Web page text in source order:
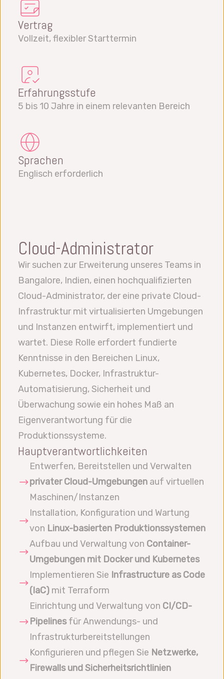
Vertrag
Vollzeit, flexibler Starttermin
Erfahrungsstufe
5 bis 10 Jahre in einem relevanten Bereich
Sprachen
Englisch erforderlich
Cloud-Administrator
Wir suchen zur Erweiterung unseres Teams in
Bangalore, Indien, einen hochqualifizierten
Cloud-Administrator, der eine private Cloud-
Infrastruktur mit virtualisierten Umgebungen
und Instanzen entwirft, implementiert und
wartet. Diese Rolle erfordert fundierte
Kenntnisse in den Bereichen Linux,
Kubernetes, Docker, Infrastruktur-
Automatisierung, Sicherheit und
Überwachung sowie ein hohes Maß an
Eigenverantwortung für die
Produktionssysteme.
Hauptverantwortlichkeiten
Entwerfen, Bereitstellen und Verwalten
privater Cloud-Umgebungenauf virtuellen
Maschinen/Instanzen
Installation, Konfiguration und Wartung
von Linux-basierten Produktionssystemen
Aufbau und Verwaltung von Container-
Umgebungen mit Docker und Kubernetes
Implementieren Sie Infrastructure as Code
(IaC)mit Terraform
Einrichtung und Verwaltung von CI/CD-
Pipelinesfür Anwendungs- und
Infrastrukturbereitstellungen
Konfigurieren und pflegen Sie Netzwerke,
Firewalls und Sicherheitsrichtlinien